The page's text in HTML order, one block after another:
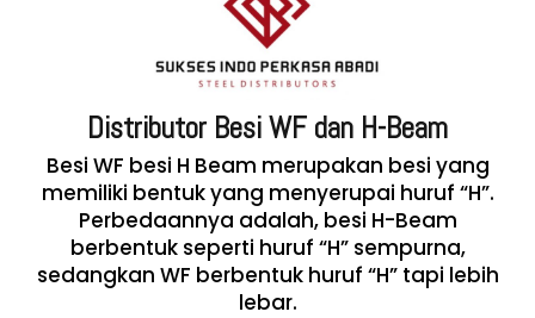
Distributor Besi WF dan H-Beam
Besi WF besi H Beam merupakan besi yang
memiliki bentuk yang menyerupai huruf “H”.
Perbedaannya adalah, besi H-Beam
berbentuk seperti huruf “H” sempurna,
sedangkan WF berbentuk huruf “H” tapi lebih
lebar.